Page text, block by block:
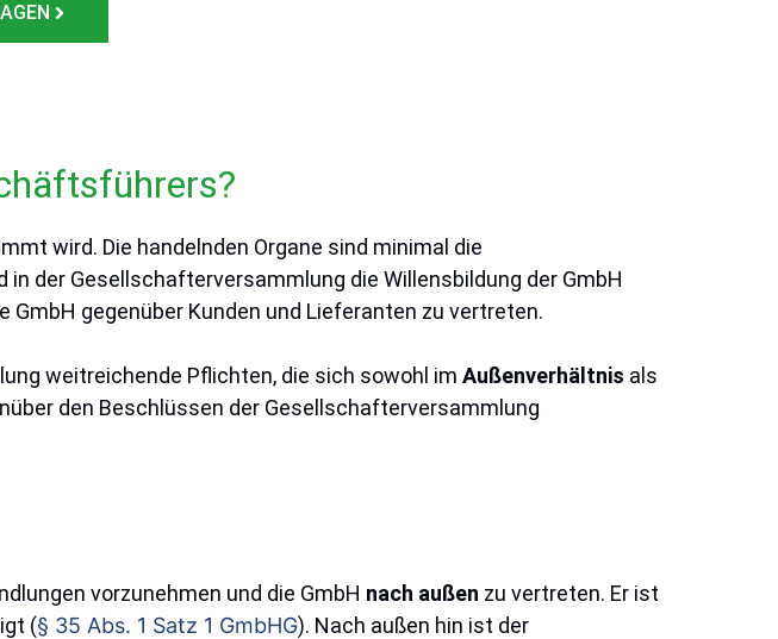
wird. Die handelnden Organe sind minimal die
in der Gesellschafterversammlung die Willensbildung der GmbH
gegenüber Kunden und Lieferanten zu vertreten.
weitreichende Pflichten, die sich sowohl im Außenverhältnis als
den Beschlüssen der Gesellschafterversammlung
vorzunehmen und die GmbH nach außen zu vertreten. Er ist
(§ 35 Abs. 1 Satz 1 GmbHG). Nach außen hin ist der